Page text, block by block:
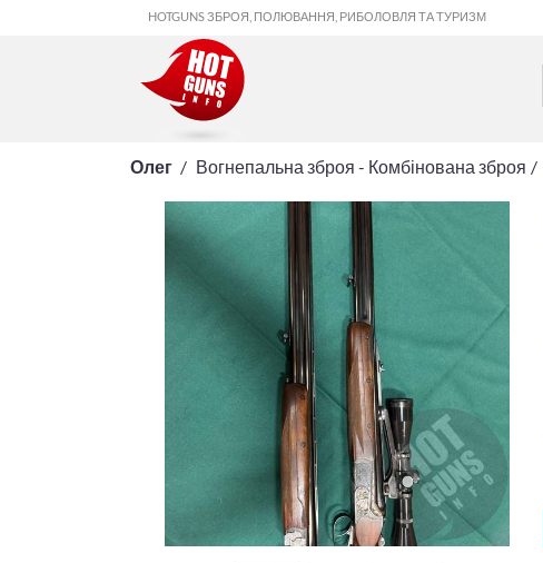
HOTGUNS ЗБРОЯ, ПОЛЮВАННЯ, РИБОЛОВЛЯ ТА ТУРИЗМ
Олег Вогнепальна зброя - Комбінована зброя